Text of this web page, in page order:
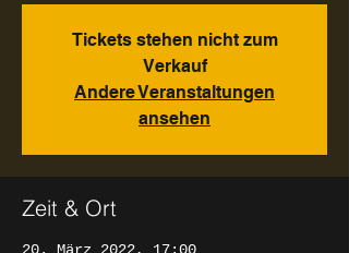
Tickets stehen nicht zum
Verkauf
Andere Veranstaltungen
ansehen
Zeit & Ort